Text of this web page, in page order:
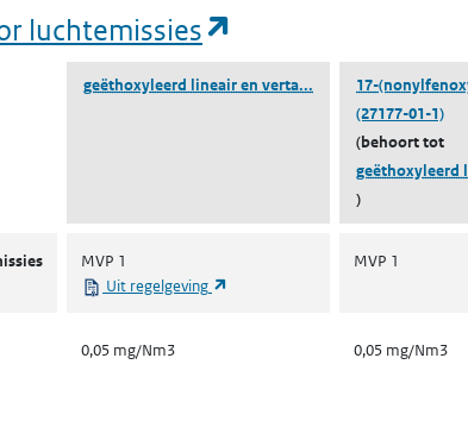
luchtemissies
geëthoxyleerd lineair en verta... (geëthoxyleerd
17-
(27177-01-1)
(behoort tot
geëthoxyleerd
)
MVP 1
Uit regelgeving
MVP 1
0,05 mg/Nm3 0,05 mg/Nm3